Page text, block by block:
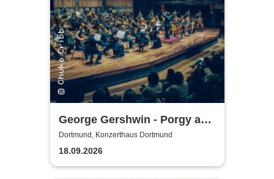
George Gershwin - Porgy and
Bess | Konzerthaus
Dortmund
Dortmund, Konzerthaus Dortmund
18.09.2026